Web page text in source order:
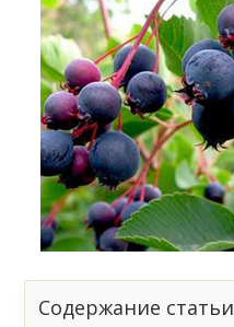
Содержание статьи